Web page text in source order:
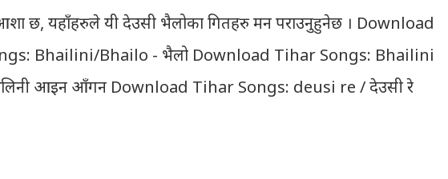
छ, यहाँहरुले यी देउसी भैलोका गितहरु मन पराउनुहुनेछ । Download
Bhailini/Bhailo - भैलो Download Tihar Songs: Bhailini
आइन आँगन Download Tihar Songs: deusi re / देउसी रे